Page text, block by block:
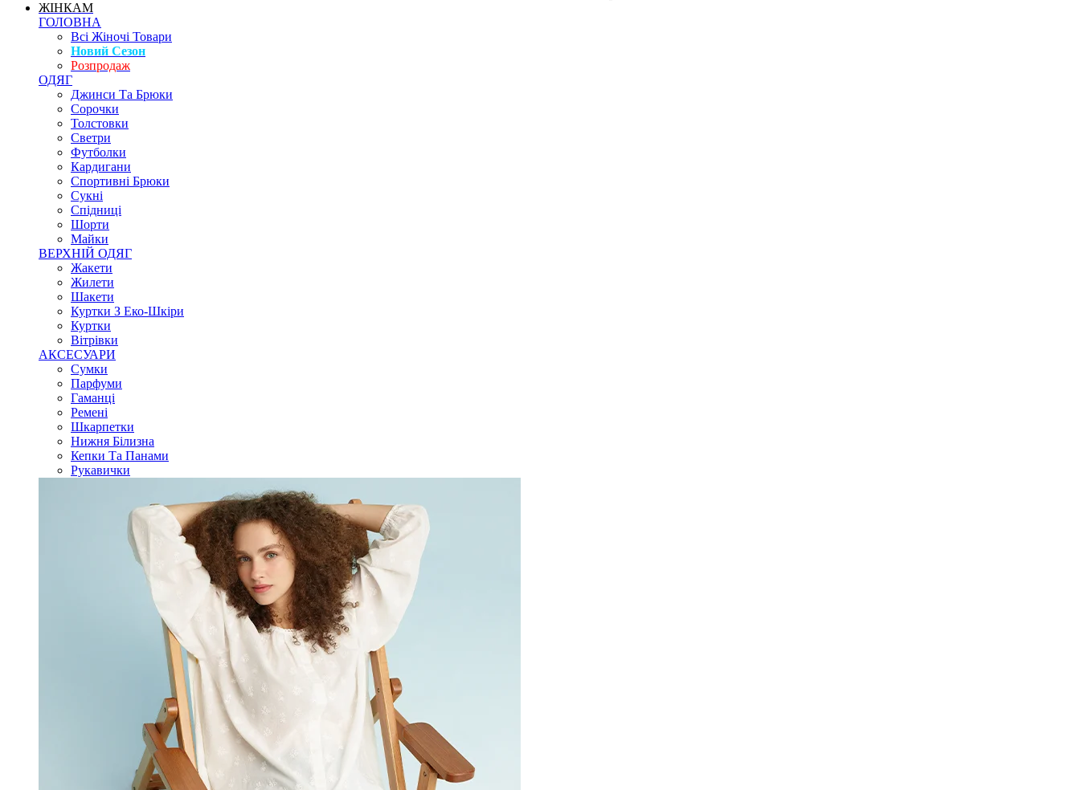
ЖІНКАМ
ГОЛОВНА
Всі Жіночі Товари
Новий Сезон
Розпродаж
ОДЯГ
Джинси Та Брюки
Сорочки
Толстовки
Светри
Футболки
Кардигани
Спортивні Брюки
Сукні
Спідниці
Шорти
Майки
ВЕРХНІЙ ОДЯГ
Жакети
Жилети
Шакети
Куртки З Еко-Шкіри
Куртки
Вітрівки
АКСЕСУАРИ
Сумки
Парфуми
Гаманці
Ремені
Шкарпетки
Нижня Білизна
Кепки Та Панами
Рукавички